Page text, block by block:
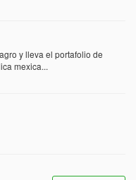
y lleva el portafolio de
mexica...